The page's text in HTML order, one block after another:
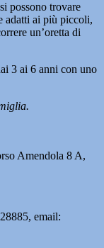
possono trovare
adatti ai più piccoli,
un’oretta di
3 ai 6 anni con uno
Amendola 8 A,
email: